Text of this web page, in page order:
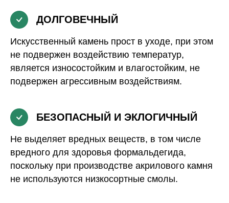
ДОЛГОВЕЧНЫЙ
Искусственный камень прост в уходе, при этом
не подвержен воздействию температур,
является износостойким и влагостойким, не
подвержен агрессивным воздействиям.
БЕЗОПАСНЫЙ И ЭКЛОГИЧНЫЙ
Не выделяет вредных веществ, в том числе
вредного для здоровья формальдегида,
поскольку при производстве акрилового камня
не используются низкосортные смолы.